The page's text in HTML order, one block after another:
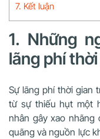
7. Kết luận
1. Những
lãng phí
Sự lãng phí thời gian
từ sự thiếu hụt một
nhân gây xao nhãng
quãng và nguồn lực